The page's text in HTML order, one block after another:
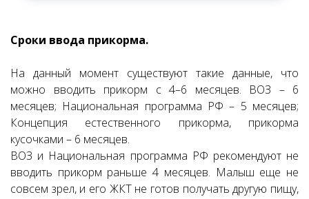
Сроки ввода прикорма.
На данный момент существуют такие данные, что
можно вводить прикорм с 4–6 месяцев. ВОЗ – 6
месяцев; Национальная программа РФ – 5 месяцев;
Концепция естественного прикорма, прикорма
кусочками – 6 месяцев.
ВОЗ и Национальная программа РФ рекомендуют не
вводить прикорм раньше 4 месяцев. Малыш еще не
совсем зрел, и его ЖКТ не готов получать другую пищу,